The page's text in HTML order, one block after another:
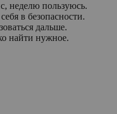
неделю пользуюсь.
в безопасности.
дальше.
найти нужное.